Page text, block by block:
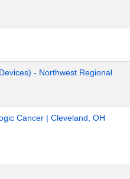
- Northwest Regional
Cancer | Cleveland, OH